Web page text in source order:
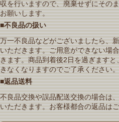
収を行いますので、廃棄せずにその
お願いします。
■不良品の扱い
万一不良品などがございましたら、
いただきます。ご用意ができない場
きます。商品到着後2日を過ぎます
きなくなりますのでご了承ください。
■返品送料
不良品交換や誤品配送交換の場合は
いただきます。お客様都合の返品は